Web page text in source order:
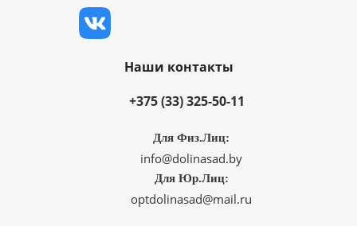
Наши контакты
+375 (33) 325-50-11
Для Физ.Лиц:
info@dolinasad.by
Для Юр.Лиц:
optdolinasad@mail.ru